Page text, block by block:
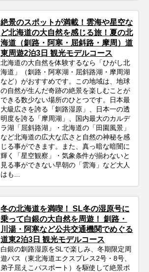
絶景のスポットが満載！雲海や星空な
ど北海道の大自然を感じる旅！夏の北
海道（釧路・阿寒・屈斜路・摩周）道
東周遊2泊3日 観光モデルコース
北海道の大自然を体験するなら「ひがし北
海道」（釧路・阿寒湖・屈斜路湖・摩周湖
など）がおすすめです。この地域は、地球
の自然が生んだ奇跡の絶景を楽しむことが
できる数少ない場所のひとつです。日本最
大級広さを誇る「釧路湿原」、日本一の透
明度を誇る「摩周湖」、国内最大のカルデ
ラ湖「屈斜路湖」・北海道の「田園風景」
など北海道の広大な広さと自然の神秘を感
じる事ができます。また、真っ暗な暗闇に
輝く「星空観察」・気象条件が揃わないと
見る事ができない早朝の「雲海」など大人
はも...
冬の北海道を満喫！ SL冬の湿原号に
乗って白銀の大自然を周遊！ 釧路・
川湯・阿寒など公共交通機関でめぐる
道東2泊3日 観光モデルコース
白銀の釧路湿原をSLで楽しみ、冬期限定周
遊バス（東北海道エクスプレス2号・8号、
弟子屈えこパスポート）を駆使して絶景ポ